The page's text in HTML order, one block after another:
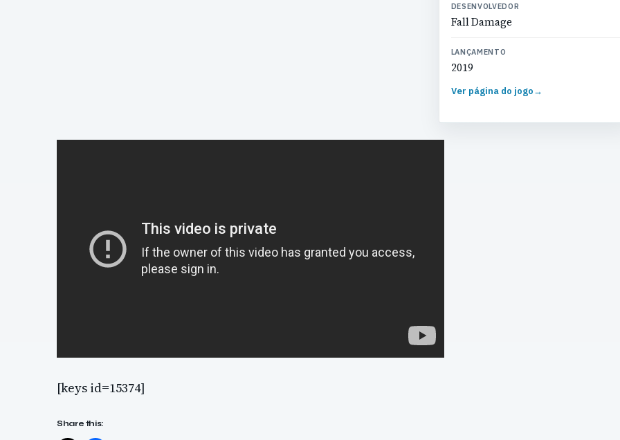
DESENVOLVEDOR
Fall Damage
LANÇAMENTO
2019
Ver página do jogo→
[keys id=15374]
Share this: